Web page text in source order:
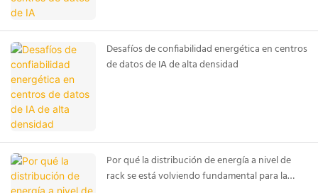
Desafíos de confiabilidad energética en centros
de datos de IA de alta densidad
Por qué la distribución de energía a nivel de
rack se está volviendo fundamental para la